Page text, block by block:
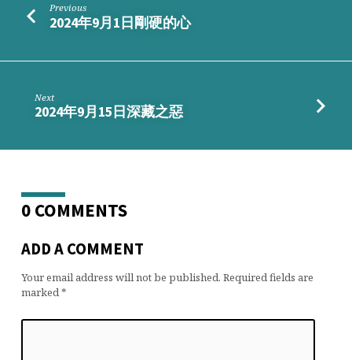
成
——
親
篇
Previous
2024年9月1日剛硬的心
Next
2024年9月15日深藏之惡
0 COMMENTS
ADD A COMMENT
Your email address will not be published. Required fields are
marked*